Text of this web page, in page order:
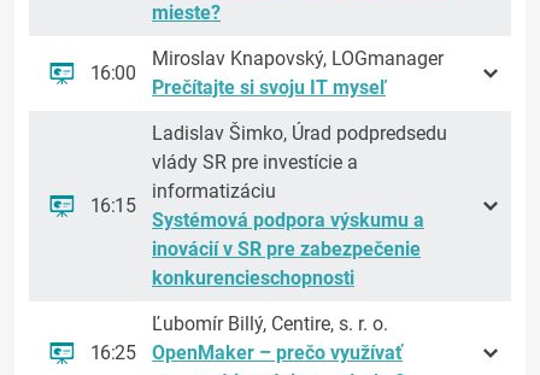
mieste?
16:00
Miroslav Knapovský, LOGmanager
Prečítajte si svoju IT myseľ
16:15
Ladislav Šimko, Úrad podpredsedu
vlády SR pre investície a
informatizáciu
Systémová podpora výskumu a
inovácií v SR pre zabezpečenie
konkurencieschopnosti
16:25
Ľubomír Billý, Centire, s. r. o.
OpenMaker – prečo využívať